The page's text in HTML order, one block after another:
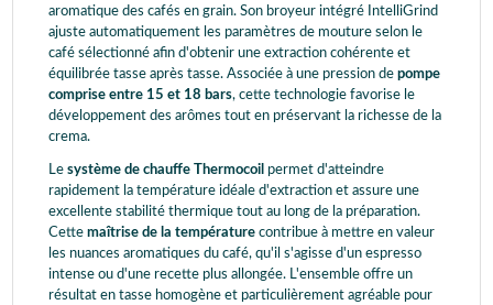
aromatique des cafés en grain. Son broyeur intégré IntelliGrind
ajuste automatiquement les paramètres de mouture selon le
café sélectionné afin d'obtenir une extraction cohérente et
équilibrée tasse après tasse. Associée à une pression de pompe
comprise entre 15 et 18 bars, cette technologie favorise le
développement des arômes tout en préservant la richesse de la
crema.
Le système de chauffe Thermocoil permet d'atteindre
rapidement la température idéale d'extraction et assure une
excellente stabilité thermique tout au long de la préparation.
Cette maîtrise de la température contribue à mettre en valeur
les nuances aromatiques du café, qu'il s'agisse d'un espresso
intense ou d'une recette plus allongée. L'ensemble offre un
résultat en tasse homogène et particulièrement agréable pour